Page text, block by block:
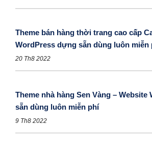
Theme bán hàng thời trang cao cấp
WordPress dựng sẵn dùng luôn miễn
20 Th8 2022
Theme nhà hàng Sen Vàng –
sẵn dùng luôn miễn phí
9 Th8 2022